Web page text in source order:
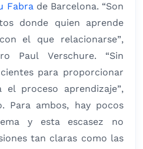
Fabrade Barcelona. “Son
donde quien aprende
el que relacionarse”,
Paul Verschure. “Sin
para proporcionar
proceso aprendizaje”,
Para ambos, hay pocos
y esta escasez no
tan claras como las